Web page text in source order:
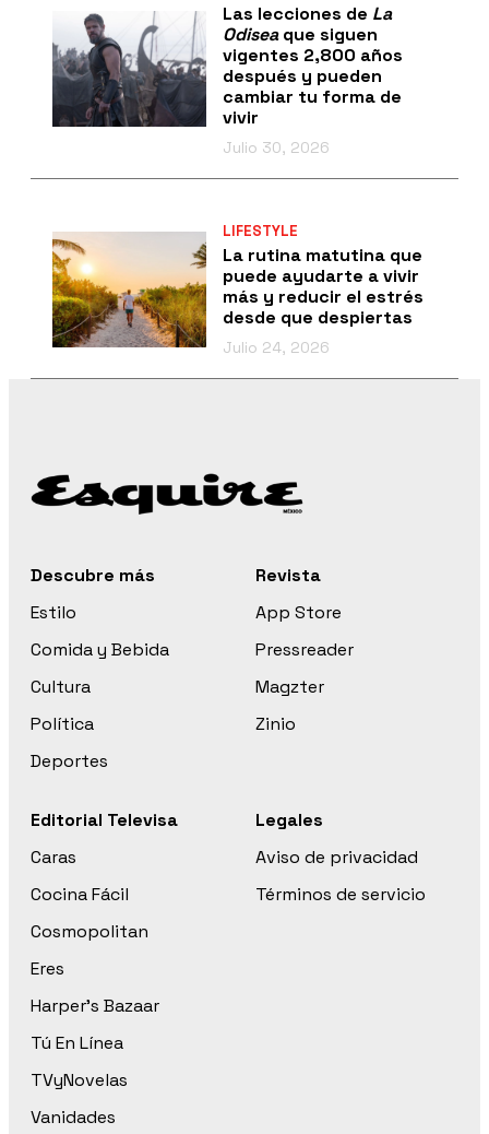
Las lecciones de La
Odiseaque siguen
vigentes 2,800 años
después y pueden
cambiar tu forma de
vivir
Julio 30, 2026
LIFESTYLE
La rutina matutina que
puede ayudarte a vivir
más y reducir el estrés
desde que despiertas
Julio 24, 2026
Descubre más
Estilo
Comida y Bebida
Cultura
Política
Deportes
Revista
App Store
Pressreader
Magzter
Zinio
Editorial Televisa
Caras
Cocina Fácil
Cosmopolitan
Eres
Harper’s Bazaar
Tú En Línea
TVyNovelas
Vanidades
Legales
Aviso de privacidad
Términos de servicio